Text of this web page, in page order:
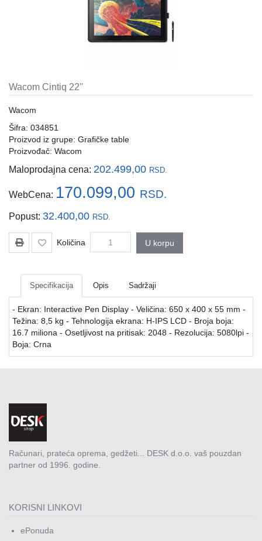
satovi
oprema
Gaming
oprema
Štampanje
skeniranje
Kablovi
adapteri
sigurnosna
UPS
oprema
Televizori,
audio
aparati
Rasveta
Wacom Cintiq 22''
Wacom
Šifra: 034851
Proizvod iz grupe: Grafičke table
Proizvođač: Wacom
Maloprodajna cena: 202.499,00 RSD.
WebCena: 170.099,00 RSD.
Popust: 32.400,00 RSD.
Količina U korpu
Specifikacija Opis Sadržaji
- Ekran: Interactive Pen Display - Veličina: 650 x 400 x 55 mm -
Težina: 8,5 kg - Tehnologija ekrana: H-IPS LCD - Broja boja:
16.7 miliona - Osetljivost na pritisak: 2048 - Rezolucija: 5080lpi -
Boja: Crna
Računari, prateća oprema, gedžeti... DESK d.o.o. vaš pouzdan
partner od 1996. godine.
KORISNI LINKOVI
ePonuda